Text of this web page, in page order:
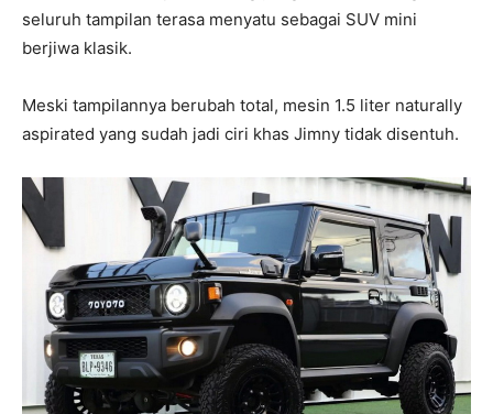
seluruh tampilan terasa menyatu sebagai SUV mini
berjiwa klasik.
Meski tampilannya berubah total, mesin 1.5 liter naturally
aspirated yang sudah jadi ciri khas Jimny tidak disentuh.